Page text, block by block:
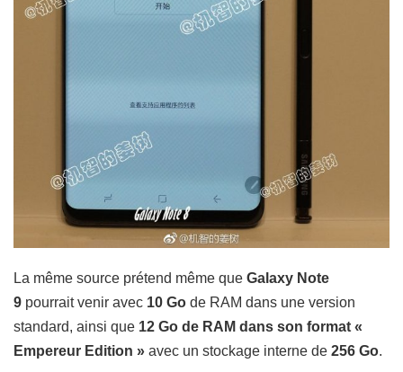
La même source prétend même que Galaxy Note
9 pourrait venir avec 10 Go de RAM dans une version
standard, ainsi que 12 Go de RAM dans son format «
Empereur Edition » avec un stockage interne de 256 Go.